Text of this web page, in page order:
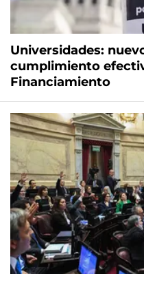
Universidades:
cumplimiento
Financiamiento